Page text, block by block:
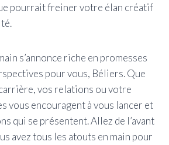
pourrait freiner votre élan créatif
s’annonce riche en promesses
pour vous, Béliers. Que
vos relations ou votre
vous encouragent à vous lancer et
qui se présentent. Allez de l’avant
avez tous les atouts en main pour